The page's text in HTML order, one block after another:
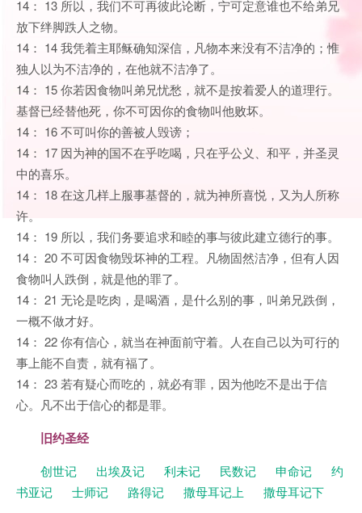
14： 13 所以，我们不可再彼此论断，宁可定意谁也不给弟兄
放下绊脚跌人之物。
14： 14 我凭着主耶稣确知深信，凡物本来没有不洁净的；惟
独人以为不洁净的，在他就不洁净了。
14： 15 你若因食物叫弟兄忧愁，就不是按着爱人的道理行。
基督已经替他死，你不可因你的食物叫他败坏。
14： 16 不可叫你的善被人毁谤；
14： 17 因为神的国不在乎吃喝，只在乎公义、和平，并圣灵
中的喜乐。
14： 18 在这几样上服事基督的，就为神所喜悦，又为人所称
许。
14： 19 所以，我们务要追求和睦的事与彼此建立德行的事。
14： 20 不可因食物毁坏神的工程。凡物固然洁净，但有人因
食物叫人跌倒，就是他的罪了。
14： 21 无论是吃肉，是喝酒，是什么别的事，叫弟兄跌倒，
一概不做才好。
14： 22 你有信心，就当在神面前守着。人在自己以为可行的
事上能不自责，就有福了。
14： 23 若有疑心而吃的，就必有罪，因为他吃不是出于信
心。凡不出于信心的都是罪。
旧约圣经
创世记 出埃及记 利未记 民数记 申命记
约
书亚记
士师记 路得记 撒母耳记上
撒母耳记下